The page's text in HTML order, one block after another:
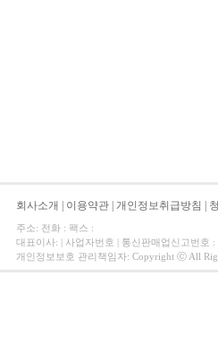
회사소개 이용약관 개인정보취급방침
주소: 전화 : 팩스 :
대표이사: | 사업자번호 | 통신판매업신고번호 :
개인정보보호 관리책임자: Copyright ⓒ All